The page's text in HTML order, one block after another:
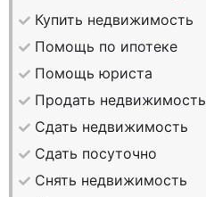
Купить недвижимость
Помощь по ипотеке
Помощь юриста
Продать недвижимость
Сдать недвижимость
Сдать посуточно
Снять недвижимость